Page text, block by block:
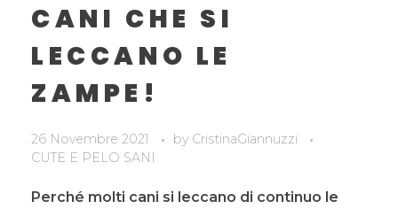
CANI CHE SI
LECCANO LE
ZAMPE!
26 Novembre 2021 by CristinaGiannuzzi
CUTE E PELO SANI
Perché molti cani si leccano di continuo le